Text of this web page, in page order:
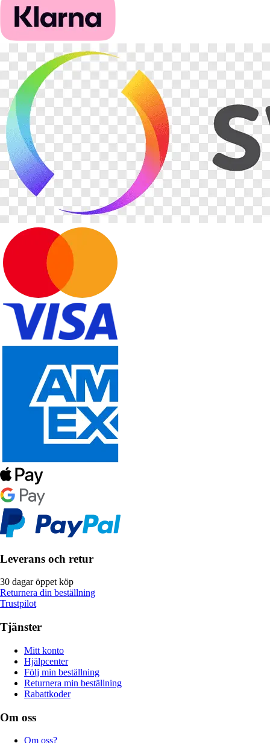
Leverans och retur
30 dagar öppet köp
Returnera din beställning
Trustpilot
Tjänster
Mitt konto
Hjälpcenter
Följ min beställning
Returnera min beställning
Rabattkoder
Om oss
Om oss?